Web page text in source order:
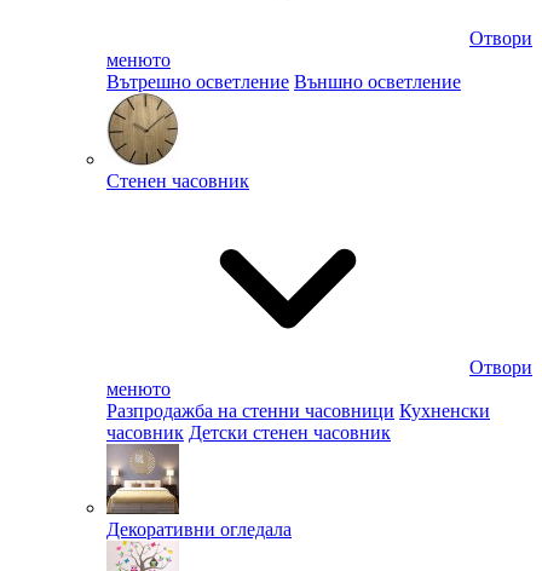
Отвори
менюто
Вътрешно осветление Външно осветление
Стенен часовник
Отвори
менюто
Разпродажба на стенни часовници Кухненски
часовник Детски стенен часовник
Декоративни огледала